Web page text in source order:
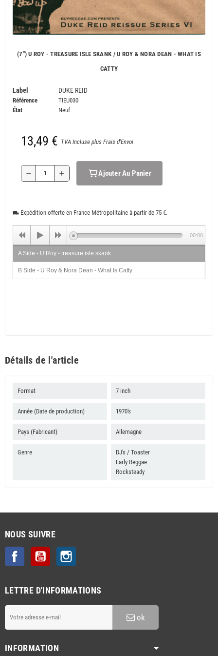
(7") U ROY - TREASURE ISLE SKANK / U ROY & NORA DEAN - WHAT IS
CATTY
Label DUKE REID
Référence
TIEU030
État
Neuf
13,49 € TVA Incluse plus Frais d'Envoi
remove add Ajouter Au Panier
local_shipping Expédition offerte en France Métropolitaine à partir de 75 €.
A Side - U Roy - treasure isle skank
B Side - U Roy & Nora Dean - What Is Catty
00:00
Détails de l'article
Format 7 inch
Année (Date de production) 1970's
Pays (Fabricant) Allemagne
Genre
DJ's / Toaster
Early Reggae
Rocksteady
NOUS SUIVRE
Facebook YouTube
LETTRE D'INFORMATIONS
ok
INFORMATION